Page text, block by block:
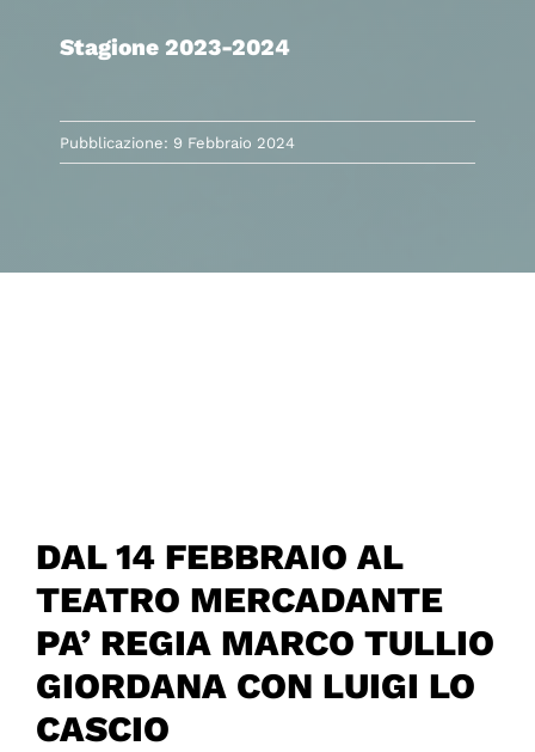
Stagione 2023-2024
Pubblicazione: 9 Febbraio 2024
DAL 14 FEBBRAIO AL
TEATRO MERCADANTE
PA’ REGIA MARCO TULLIO
GIORDANA CON LUIGI LO
CASCIO